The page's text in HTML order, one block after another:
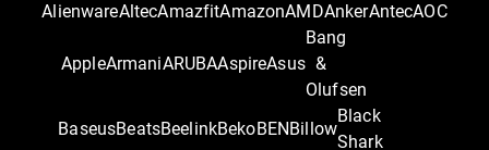
AlienwareAltecAmazfitAmazonAMDAnkerAntecAOC
AppleArmaniARUBAAspireAsus
Bang
&
Olufsen
BaseusBeatsBeelinkBekoBEN Billow
Black
Shark